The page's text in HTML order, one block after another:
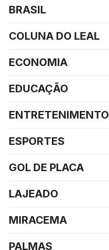
BRASIL
COLUNA DO LEAL
ECONOMIA
EDUCAÇÃO
ENTRETENIMENTO
ESPORTES
GOL DE PLACA
LAJEADO
MIRACEMA
PALMAS